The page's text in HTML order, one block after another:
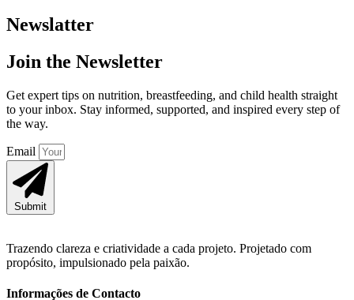
Newslatter
Join the Newsletter
Get expert tips on nutrition, breastfeeding, and child health straight
to your inbox. Stay informed, supported, and inspired every step of
the way.
Email
Submit
Trazendo clareza e criatividade a cada projeto. Projetado com
propósito, impulsionado pela paixão.
Informações de Contacto